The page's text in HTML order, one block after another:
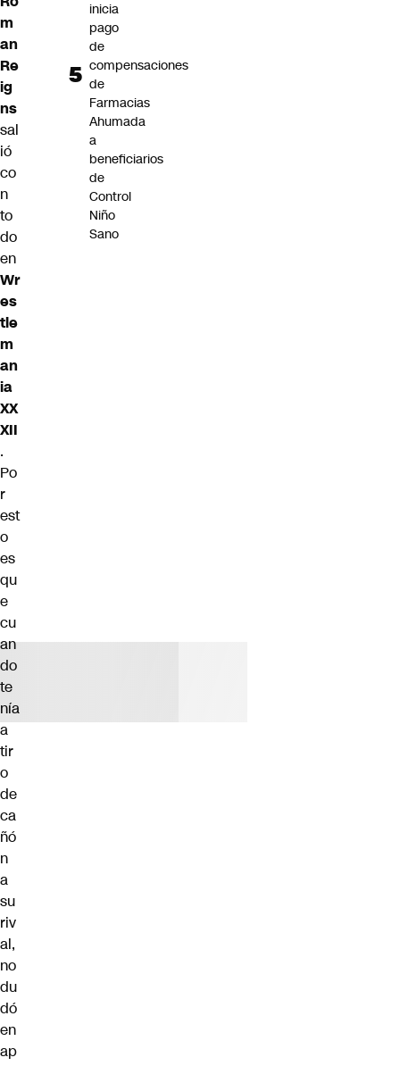
m
an
Re
ig
ns
sal
ió
co
n
to
do
en
Wr
es
tle
m
an
ia
XX
XII
.
Po
r
est
o
es
qu
e
cu
an
do
te
nía
a
tir
o
de
ca
ñó
n
a
su
riv
al,
no
du
dó
en
ap
inicia
pago
de
compensaciones
de
Farmacias
Ahumada
a
beneficiarios
de
Control
Niño
Sano